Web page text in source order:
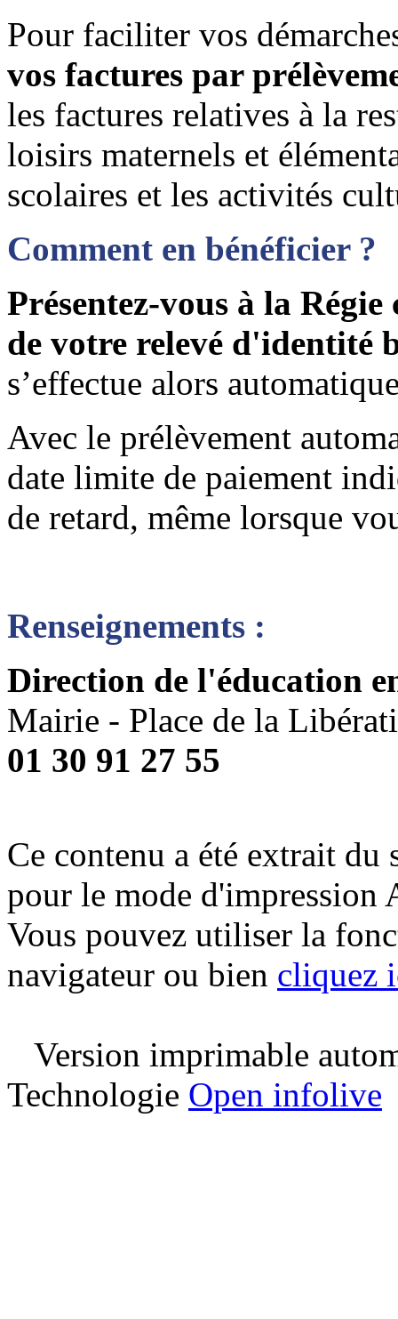
Pour faciliter vos
vos factures par
les factures relatives à la
loisirs maternels et
scolaires et les activités
Comment en bénéficier ?
Présentez-vous à la
de votre relevé d'identité
s’effectue alors
Avec le prélèvement
date limite de paiement
de retard, même lorsque
Renseignements :
Direction de l'éducation
Mairie - Place de la
01 30 91 27 55
Ce contenu a été extrait
pour le mode d'impression
Vous pouvez utiliser la
navigateur ou bien cliquez
Version imprimable
Technologie Open infolive